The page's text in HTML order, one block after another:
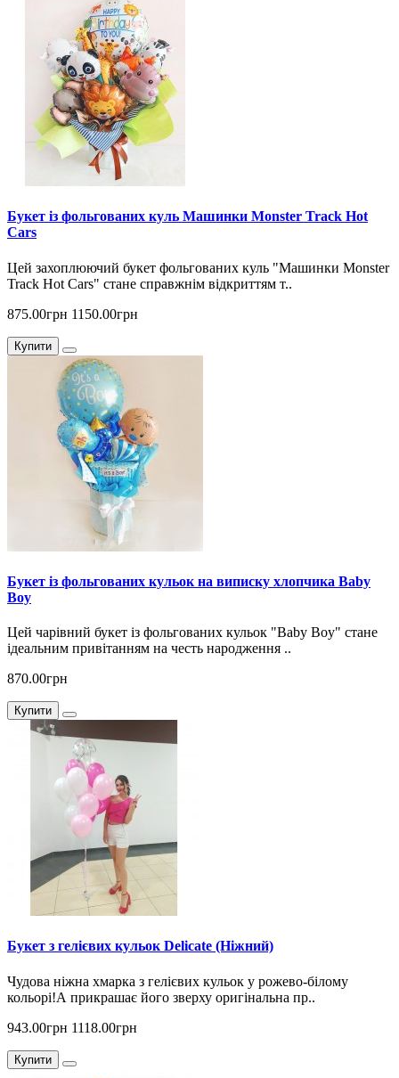
Букет із фольгованих куль Машинки Monster Track Hot
Cars
Цей захоплюючий букет фольгованих куль "Машинки Monster
Track Hot Cars" стане справжнім відкриттям т..
875.00грн 1150.00грн
Купити
Букет із фольгованих кульок на виписку хлопчика Baby
Boy
Цей чарівний букет із фольгованих кульок "Baby Boy" стане
ідеальним привітанням на честь народження ..
870.00грн
Купити
Букет з гелієвих кульок Delicate (Ніжний)
Чудова ніжна хмарка з гелієвих кульок у рожево-білому
кольорі!А прикрашає його зверху оригінальна пр..
943.00грн 1118.00грн
Купити